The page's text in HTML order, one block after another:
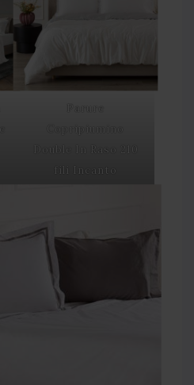
Double In Raso 210
fili Incanto